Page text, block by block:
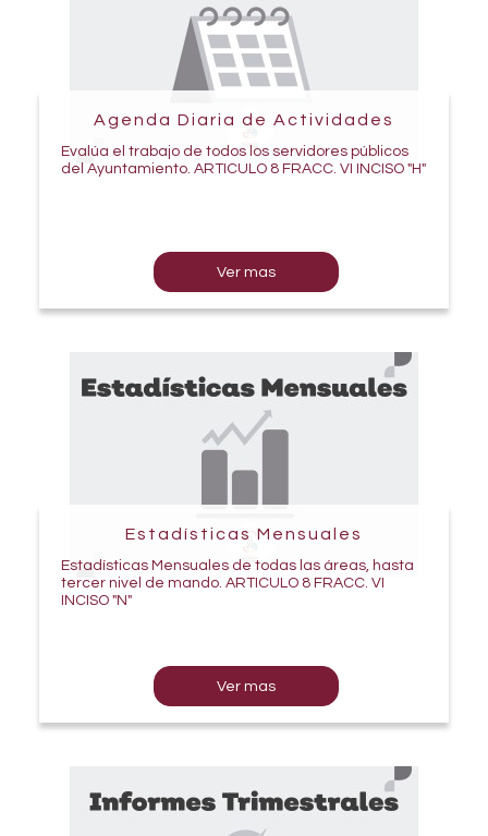
Agenda Diaria de Actividades
Evalúa el trabajo de todos los servidores públicos
del Ayuntamiento. ARTICULO 8 FRACC. VI INCISO "H"
Ver mas
Estadísticas Mensuales
Estadísticas Mensuales de todas las áreas, hasta
tercer nivel de mando. ARTICULO 8 FRACC. VI
INCISO "N"
Ver mas